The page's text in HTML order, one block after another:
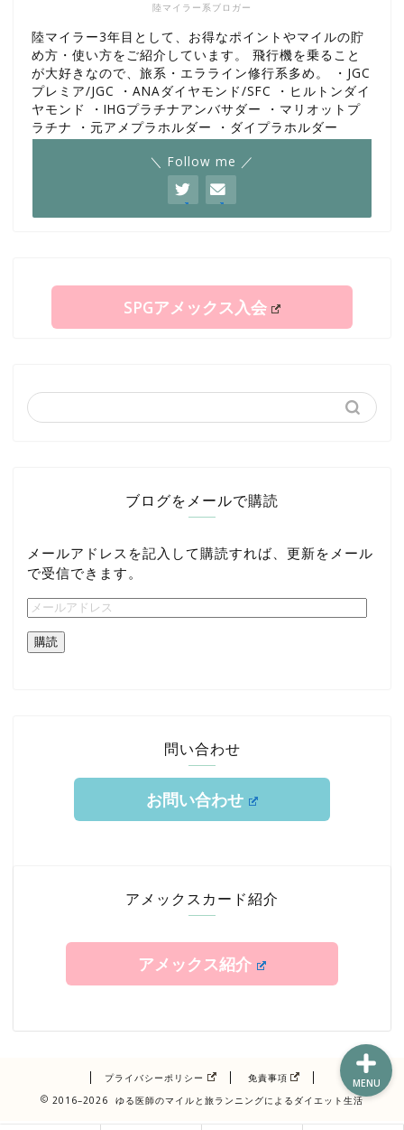
陸マイラー系ブロガー
陸マイラー3年目として、お得なポイントやマイルの貯
め方・使い方をご紹介しています。 飛行機を乗ること
が大好きなので、旅系・エラライン修行系多め。 ・JGC
プレミア/JGC ・ANAダイヤモンド/SFC ・ヒルトンダイ
ヤモンド ・IHGプラチナアンバサダー ・マリオットプ
ラチナ ・元アメプラホルダー ・ダイプラホルダー
＼ Follow me ／
SPGアメックス入会
ブログをメールで購読
メールアドレスを記入して購読すれば、更新をメール
で受信できます。
購読
問い合わせ
お問い合わせ
アメックスカード紹介
アメックス紹介
プライバシーポリシー
免責事項
2016–2026 ゆる医師のマイルと旅ランニングによるダイエット生活
MENU
エアライン修行